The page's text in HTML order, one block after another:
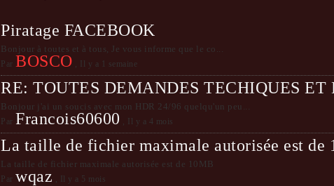
Piratage FACEBOOK
Bonjour à toutes et à tous, Je vous informe que le co...
Par BOSCO , Il y a 1 semaine
RE: TOUTES DEMANDES TECHIQUES
Bonjour j'ai un soucis avec mon HDR 24/96 quelqu'un peu...
Par Francois60600 , Il y a 4 mois
La taille de fichier maximale autorisée est de
La taille de fichier maximale autorisée est de 10MB
Par wqaz , Il y a 5 mois